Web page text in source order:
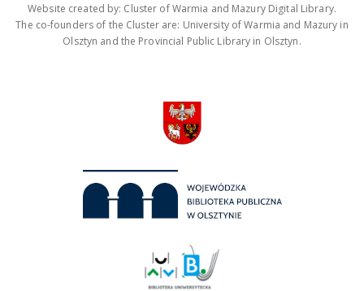
Website created by: Cluster of Warmia and Mazury Digital Library.
The co-founders of the Cluster are: University of Warmia and Mazury in
Olsztyn and the Provincial Public Library in Olsztyn.